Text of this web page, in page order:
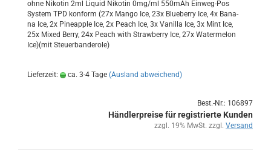
ohne Ni­ko­tin 2ml Li­quid Ni­ko­tin 0mg/ml 550mAh Einweg-​Pos
Sys­tem TPD kon­form (27x Mango Ice, 23x Blue­ber­ry Ice, 4x Bana­
na Ice, 2x Pi­neapp­le Ice, 2x Peach Ice, 3x Va­nil­la Ice, 3x Mint Ice,
25x Mixed Berry, 24x Peach with Straw­ber­ry Ice, 27x Wa­ter­me­lon
Ice)(mit Steu­er­ban­de­ro­le)
Lieferzeit: ca. 3-4 Tage (Ausland abweichend)
Best.-Nr.: 106897
Händlerpreise für registrierte Kunden
zzgl. 19% MwSt. zzgl. Versand